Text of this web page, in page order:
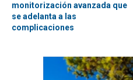
monitorización avanzada que
se adelanta a las
complicaciones